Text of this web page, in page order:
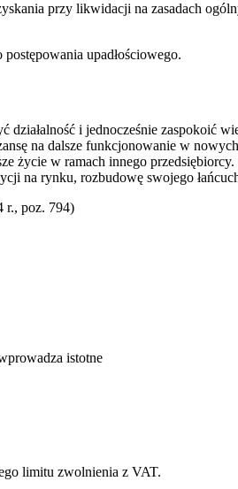
przy likwidacji na zasadach
upadłościowego.
i jednocześnie zaspokoić
na dalsze funkcjonowanie w
życie w ramach innego
na rynku, rozbudowę swojego
r., poz. 794)
istotne
limitu zwolnienia z VAT.